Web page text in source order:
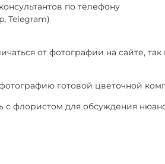
по телефону
Telegram)
от фотографии на сайте,
готовой цветочной
флористом для обсуждения